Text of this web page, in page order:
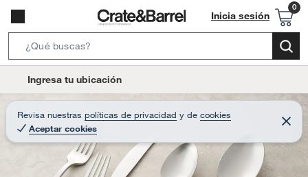
Inicia sesión
e
r
c
B
a
o
t
Ingresa tu ubicación
Revisa nuestras políticas de privacidad y de cookies
Aceptar cookies
C
e
r